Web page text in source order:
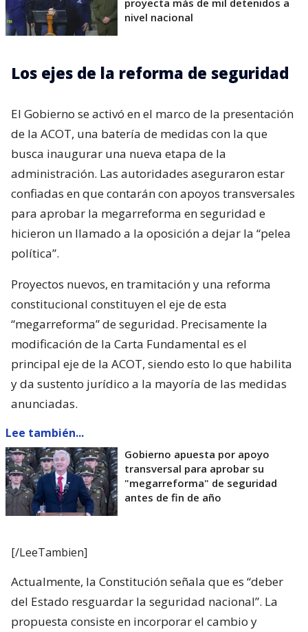
nivel nacional
Los ejes de la reforma de seguridad
El Gobierno se activó en el marco de la presentación
de la ACOT, una batería de medidas con la que
busca inaugurar una nueva etapa de la
administración. Las autoridades aseguraron estar
confiadas en que contarán con apoyos transversales
para aprobar la megarreforma en seguridad e
hicieron un llamado a la oposición a dejar la “pelea
política”.
Proyectos nuevos, en tramitación y una reforma
constitucional constituyen el eje de esta
“megarreforma” de seguridad. Precisamente la
modificación de la Carta Fundamental es el
principal eje de la ACOT, siendo esto lo que habilita
y da sustento jurídico a la mayoría de las medidas
anunciadas.
Lee también...
Gobierno apuesta por apoyo
transversal para aprobar su
"megarreforma" de seguridad
antes de fin de año
[/LeeTambien]
Actualmente, la Constitución señala que es “deber
del Estado resguardar la seguridad nacional”. La
propuesta consiste en incorporar el cambio y